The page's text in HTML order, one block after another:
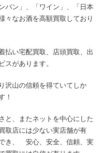
パン」、「ワイン」、「日本
々なお酒を高額買取しており
払い宅配買取、店頭買取、出
スがあります。
沢山の信頼を得ていてしか
！
と、またネットを中心にした
取店には少ない実店舗が有
き、 安心、安全、信頼、実